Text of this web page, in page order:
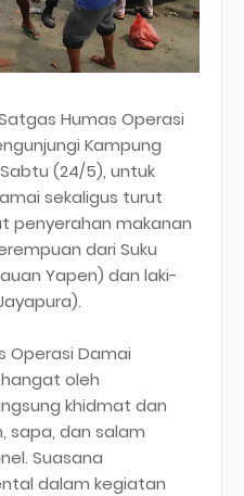
Humas Operasi
Kampung
(24/5), untuk
sekaligus turut
penyerahan makanan
dari Suku
Yapen) dan laki-
Operasi Damai
oleh
khidmat dan
sapa, dan salam
Suasana
dalam kegiatan